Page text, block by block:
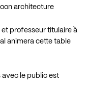
architecture
et professeur titulaire à
animera cette table
avec le public est